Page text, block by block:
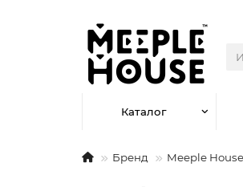
Каталог
Бренд Meeple House